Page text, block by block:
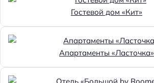
Гостевой дом «Кит»
Апартаменты «Ласточка»